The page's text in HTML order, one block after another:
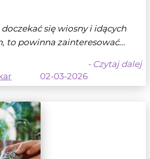
się wiosny i idących
to powinna zainteresować...
- Czytaj dalej
02-03-2026